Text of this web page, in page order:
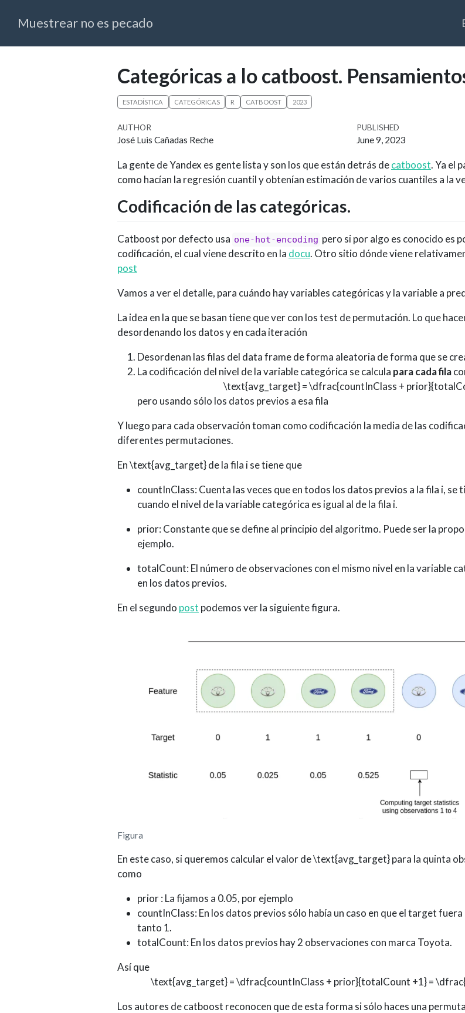
Muestrear no es pecado
Categóricas a lo catboost.
ESTADÍSTICA CATEGÓRICAS R CATBOOST 2023
AUTHOR
José Luis Cañadas Reche
PUBLISHED
June 9, 2023
La gente de Yandex es gente lista y son los que están detrás decatboost. Ya el
como hacían la regresión cuantil y obtenían estimación de varios cuantiles a la
Codificación de las categóricas.
Catboost por defecto usa one-hot-encoding pero si por algo es conocido es
codificación, el cual viene descrito en la docu. Otro sitio dónde viene
post
Vamos a ver el detalle, para cuándo hay variables categóricas y la variable a
La idea en la que se basan tiene que ver con los test de permutación. Lo que
desordenando los datos y en cada iteración
Desordenan las filas del data frame de forma aleatoria de forma que se
La codificación del nivel de la variable categórica se calcula para cada fila
\text{avg_target} = \dfrac{countInClass +
pero usando sólo los datos previos a esa fila
Y luego para cada observación toman como codificación la media de las
diferentes permutaciones.
En\text{avg_target}de la fila i se tiene que
countInClass: Cuenta las veces que en todos los datos previos a la fila i, se
cuando el nivel de la variable categórica es igual al de la fila i.
prior: Constante que se define al principio del algoritmo. Puede ser la
ejemplo.
totalCount: El número de observaciones con el mismo nivel en la variable
en los datos previos.
En el segundo post podemos ver la siguiente figura.
Figura
En este caso, si queremos calcular el valor de\text{avg_target}para la quinta
como
prior : La fijamos a 0.05, por ejemplo
countInClass: En los datos previos sólo había un caso en que el target
tanto 1.
totalCount: En los datos previos hay 2 observaciones con marca Toyota.
Así que
\text{avg_target} = \dfrac{countInClass + prior}{totalCount +1} =
Los autores de catboost reconocen que de esta forma si sólo haces una